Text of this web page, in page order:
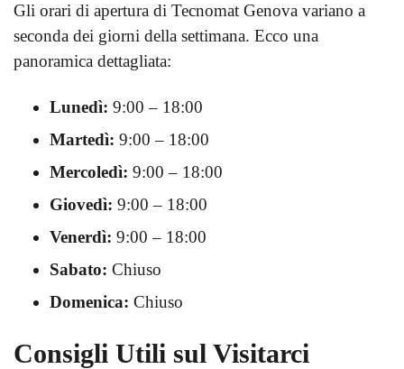
Gli orari di apertura di Tecnomat Genova variano a
seconda dei giorni della settimana. Ecco una
panoramica dettagliata:
Lunedì: 9:00 – 18:00
Martedì: 9:00 – 18:00
Mercoledì: 9:00 – 18:00
Giovedì: 9:00 – 18:00
Venerdì: 9:00 – 18:00
Sabato: Chiuso
Domenica: Chiuso
Consigli Utili sul Visitarci